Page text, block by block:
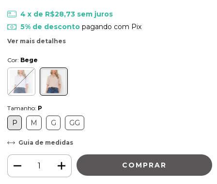
4 x de R$28,73 sem juros
5% de descontopagando com Pix
Ver mais detalhes
Cor: Bege
Tamanho: P
P M G GG
Guia de medidas